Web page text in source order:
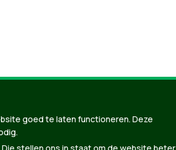
goed te laten functioneren. Deze